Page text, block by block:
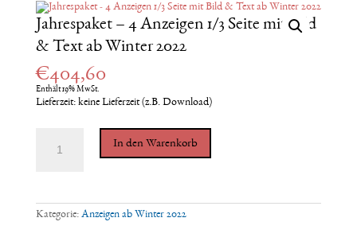
Jahrespaket – 4 Anzeigen 1/3 Seite mit Bild
& Text ab Winter 2022
€404,60
Enthält 19% MwSt.
Lieferzeit: keine Lieferzeit (z.B. Download)
mit
In den Warenkorb
Kategorie: Anzeigen ab Winter 2022